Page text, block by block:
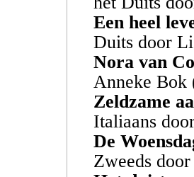
Een heel
Duits door
Nora van
Anneke Bok
Zeldzame
Italiaans
De
Zweeds